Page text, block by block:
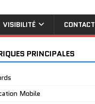
VISIBILITÉ CONTACT
PRINCIPALES
Mobile